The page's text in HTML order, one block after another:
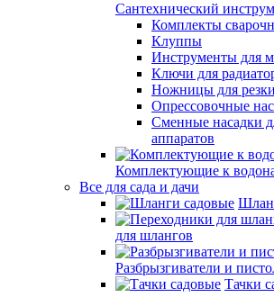
Сантехнический
Комплекты
Клуппы
Инструменты для
Ключи для
Ножницы для
Опрессовочные
Сменные насадки
аппаратов
Комплектующие к
Все для сада и дачи
для шлангов
Разбрызгиватели и
Тачки